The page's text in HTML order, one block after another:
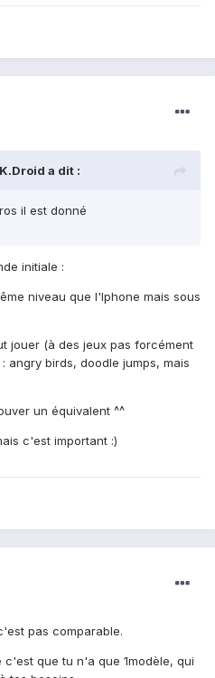
a dit :
il est donné
initiale :
niveau que l'Iphone mais sous
jouer (à des jeux pas forcément
angry birds, doodle jumps, mais
un équivalent ^^
c'est important :)
pas comparable.
que tu n'a que 1modèle, qui